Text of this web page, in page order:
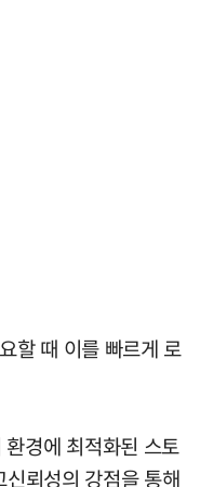
할 때 이를 빠르게 로
경에 최적화된 스토
뢰성의 강점을 통해